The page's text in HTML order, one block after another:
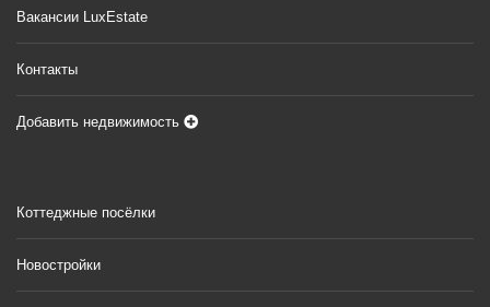
Вакансии LuxEstate
Контакты
Добавить недвижимость
Коттеджные посёлки
Новостройки